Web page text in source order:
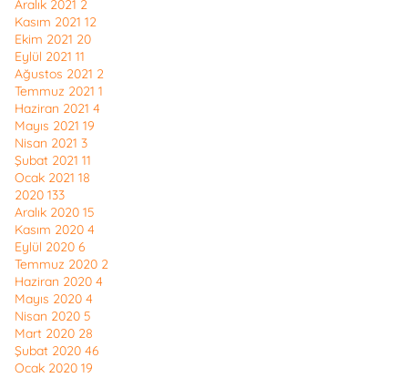
Aralık 2021 2
Kasım 2021 12
Ekim 2021 20
Eylül 2021 11
Ağustos 2021 2
Temmuz 2021 1
Haziran 2021 4
Mayıs 2021 19
Nisan 2021 3
Şubat 2021 11
Ocak 2021 18
2020 133
Aralık 2020 15
Kasım 2020 4
Eylül 2020 6
Temmuz 2020 2
Haziran 2020 4
Mayıs 2020 4
Nisan 2020 5
Mart 2020 28
Şubat 2020 46
Ocak 2020 19